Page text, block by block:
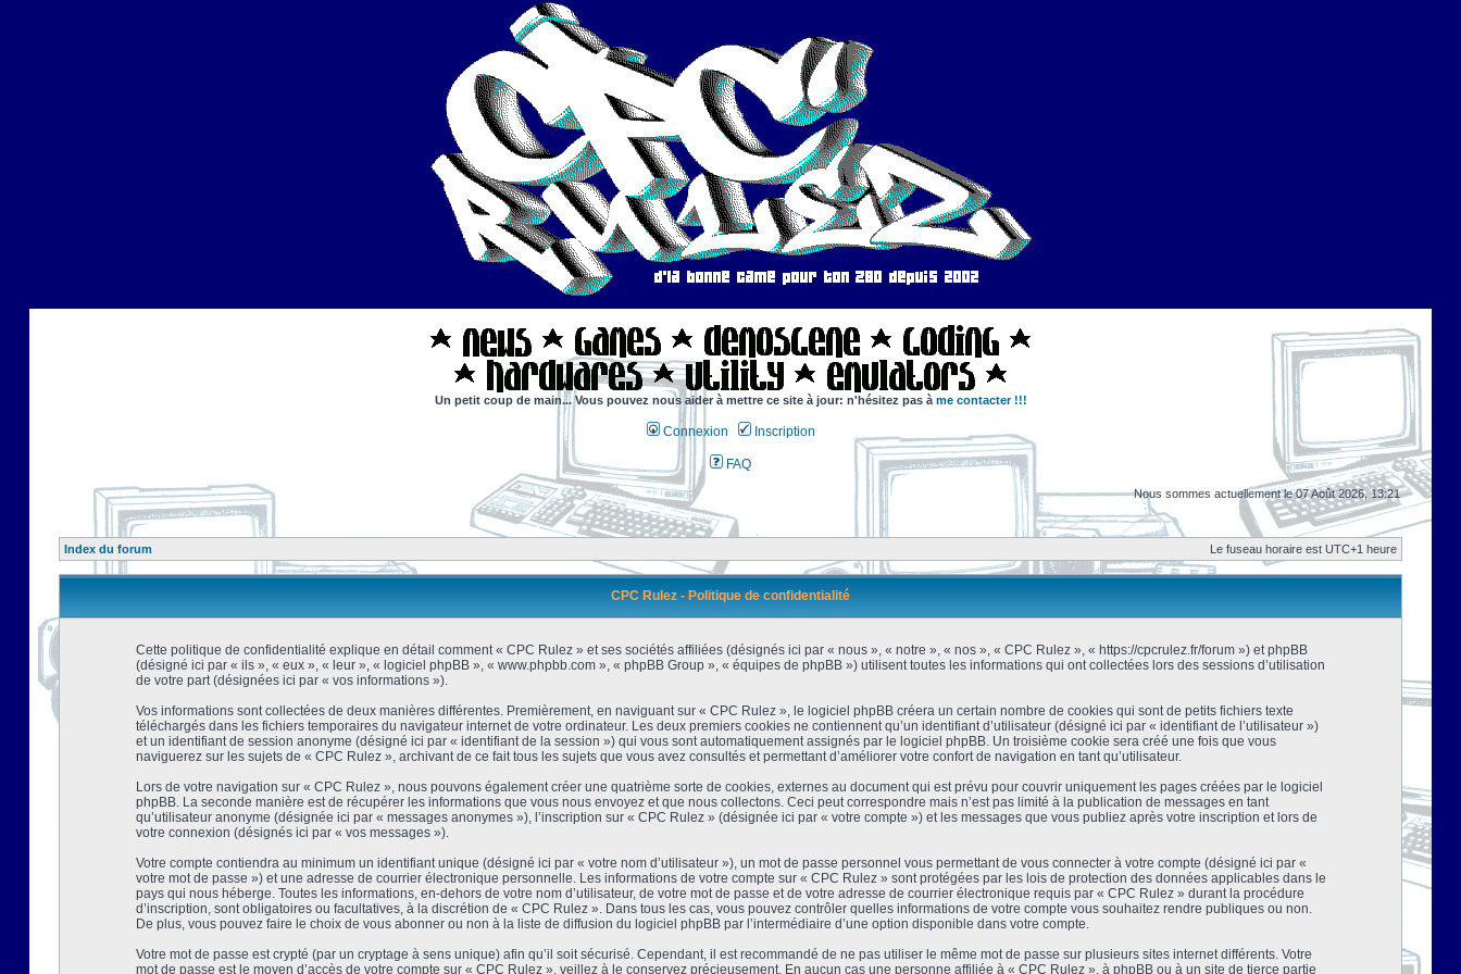
Un petit coup de main... Vous pouvez nous aider à mettre ce site à jour: n'hésitez pas à me contacter !!!
Connexion Inscription
FAQ
Nous sommes actuellement le 07 Août 2026, 13:21
Index du forum Le fuseau horaire est UTC+1 heure
CPC Rulez - Politique de confidentialité
Cette politique de confidentialité explique en détail comment « CPC Rulez » et ses sociétés affiliées (désignés ici par « nous », « notre », « nos », « CPC Rulez », « https://cpcrulez.fr/forum ») et phpBB
(désigné ici par « ils », « eux », « leur », « logiciel phpBB », « www.phpbb.com », « phpBB Group », « équipes de phpBB ») utilisent toutes les informations qui ont collectées lors des sessions d’utilisation
de votre part (désignées ici par « vos informations »).
Vos informations sont collectées de deux manières différentes. Premièrement, en naviguant sur « CPC Rulez », le logiciel phpBB créera un certain nombre de cookies qui sont de petits fichiers texte
téléchargés dans les fichiers temporaires du navigateur internet de votre ordinateur. Les deux premiers cookies ne contiennent qu’un identifiant d’utilisateur (désigné ici par « identifiant de l’utilisateur »)
et un identifiant de session anonyme (désigné ici par « identifiant de la session ») qui vous sont automatiquement assignés par le logiciel phpBB. Un troisième cookie sera créé une fois que vous
naviguerez sur les sujets de « CPC Rulez », archivant de ce fait tous les sujets que vous avez consultés et permettant d’améliorer votre confort de navigation en tant qu’utilisateur.
Lors de votre navigation sur « CPC Rulez », nous pouvons également créer une quatrième sorte de cookies, externes au document qui est prévu pour couvrir uniquement les pages créées par le logiciel
phpBB. La seconde manière est de récupérer les informations que vous nous envoyez et que nous collectons. Ceci peut correspondre mais n’est pas limité à la publication de messages en tant
qu’utilisateur anonyme (désignée ici par « messages anonymes »), l’inscription sur « CPC Rulez » (désignée ici par « votre compte ») et les messages que vous publiez après votre inscription et lors de
votre connexion (désignés ici par « vos messages »).
Votre compte contiendra au minimum un identifiant unique (désigné ici par « votre nom d’utilisateur »), un mot de passe personnel vous permettant de vous connecter à votre compte (désigné ici par «
votre mot de passe ») et une adresse de courrier électronique personnelle. Les informations de votre compte sur « CPC Rulez » sont protégées par les lois de protection des données applicables dans le
pays qui nous héberge. Toutes les informations, en-dehors de votre nom d’utilisateur, de votre mot de passe et de votre adresse de courrier électronique requis par « CPC Rulez » durant la procédure
d’inscription, sont obligatoires ou facultatives, à la discrétion de « CPC Rulez ». Dans tous les cas, vous pouvez contrôler quelles informations de votre compte vous souhaitez rendre publiques ou non.
De plus, vous pouvez faire le choix de vous abonner ou non à la liste de diffusion du logiciel phpBB par l’intermédiaire d’une option disponible dans votre compte.
Votre mot de passe est crypté (par un cryptage à sens unique) afin qu’il soit sécurisé. Cependant, il est recommandé de ne pas utiliser le même mot de passe sur plusieurs sites internet différents. Votre
mot de passe est le moyen d’accès de votre compte sur « CPC Rulez », veillez à le conservez précieusement. En aucun cas une personne affiliée à « CPC Rulez », à phpBB ou à un site de tierce partie